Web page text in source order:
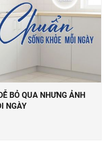
BỎ QUA NHƯNG ẢNH
NGÀY